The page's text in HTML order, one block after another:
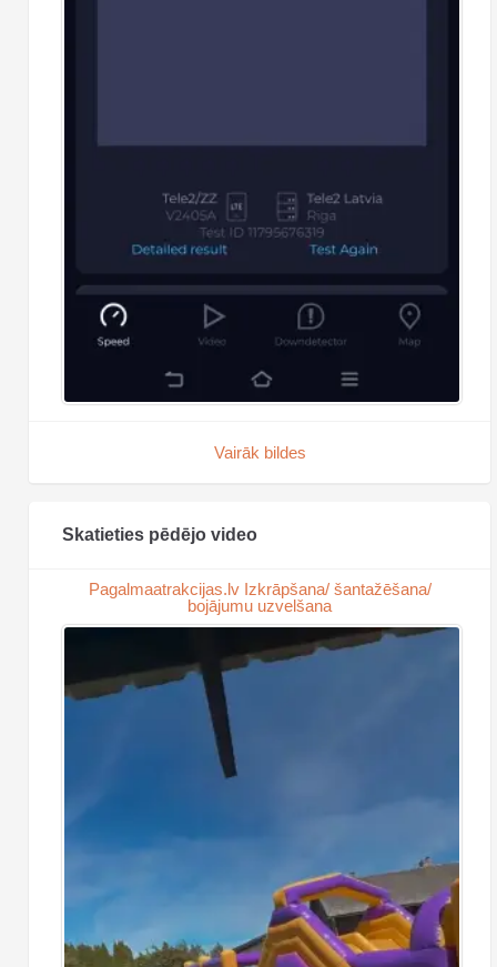
Vairāk bildes
Skatieties pēdējo video
Pagalmaatrakcijas.lv Izkrāpšana/ šantažēšana/
bojājumu uzvelšana